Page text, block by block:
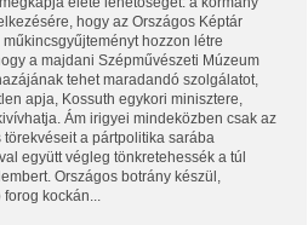
hogy az Országos Képtár
hozzon létre
a majdani Szépművészeti Múzeum
tehet maradandó szolgálatot,
apja, Kossuth egykori minisztere,
Ám irigyei mindeközben csak az
a pártpolitika sarába
együtt végleg tönkretehessék a túl
Országos botrány készül,
kockán...